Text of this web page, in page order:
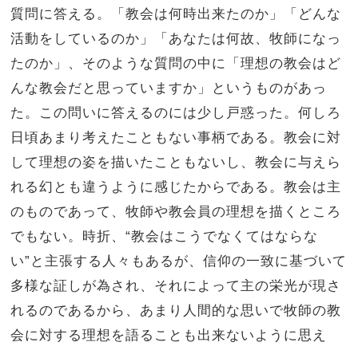
質問に答える。「教会は何時出来たのか」「どんな
活動をしているのか」「あなたは何故、牧師になっ
たのか」、そのような質問の中に「理想の教会はど
んな教会だと思っていますか」というものがあっ
た。この問いに答えるのには少し戸惑った。何しろ
日頃あまり考えたこともない事柄である。教会に対
して理想の姿を描いたこともないし、教会に与えら
れる幻とも違うように感じたからである。教会は主
のものであって、牧師や教会員の理想を描くところ
でもない。時折、“教会はこうでなくてはならな
い”と主張する人々もあるが、信仰の一致に基づいて
多様な証しが為され、それによって主の栄光が現さ
れるのであるから、あまり人間的な思いで牧師の教
会に対する理想を語ることも出来ないように思え